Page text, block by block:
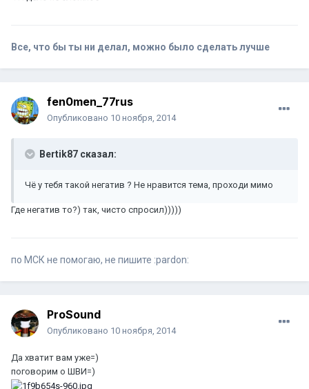
Все, что бы ты ни делал, можно было сделать лучше
fen0men_77rus
Опубликовано 10 ноября, 2014
Bertik87 сказал:
Чё у тебя такой негатив ? Не нравится тема, проходи мимо
Где негатив то?) так, чисто спросил)))))
по МСК не помогаю, не пишите :pardon:
ProSound
Опубликовано 10 ноября, 2014
Да хватит вам уже=)
поговорим о ШВИ=)